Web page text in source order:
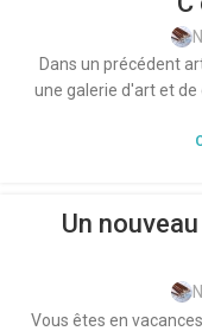
Dans un précédent
une galerie d'art et de
Un
Vous êtes en